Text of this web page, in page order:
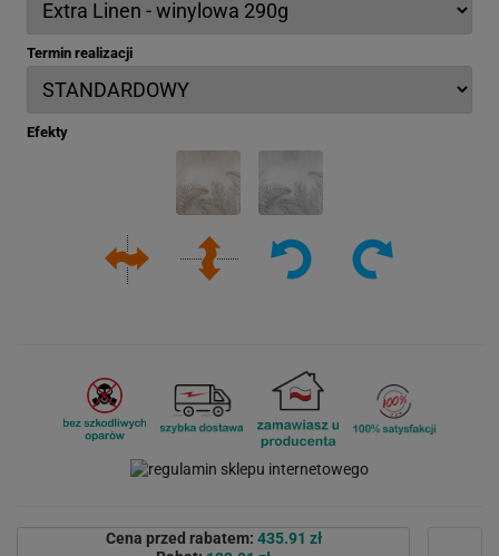
Termin realizacji
Efekty
Cena przed rabatem: 435.91 zł